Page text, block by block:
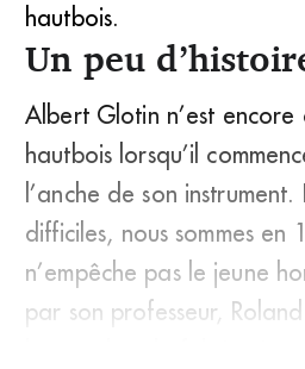
hautbois.
Un peu
Albert Glotin n’est encore
hautbois lorsqu’il
l’anche de son instrument.
difficiles, nous sommes en
n’empêche pas le jeune
par son professeur,